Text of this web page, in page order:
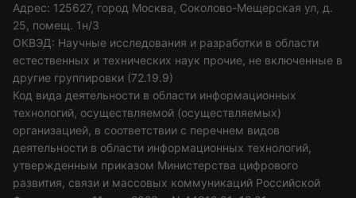
Адрес: 125627, город Москва, Соколово-Мещерская ул, д.
25, помещ. 1н/3
ОКВЭД: Научные исследования и разработки в области
естественных и технических наук прочие, не включенные в
другие группировки (72.19.9)
Код вида деятельности в области информационных
технологий, осуществляемой (осуществляемых)
организацией, в соответствии с перечнем видов
деятельности в области информационных технологий,
утвержденным приказом Министерства цифрового
развития, связи и массовых коммуникаций Российской